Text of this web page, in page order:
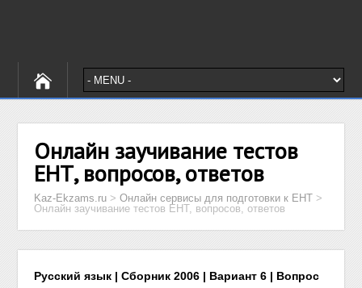
Онлайн заучивание тестов
ЕНТ, вопросов, ответов
Kaz-Ekzams.ru >Онлайн сервисы для подготовки к ЕНТ >
Онлайн заучивание тестов ЕНТ, вопросов, ответов
Русский язык | Сборник 2006 | Вариант 6 | Вопрос